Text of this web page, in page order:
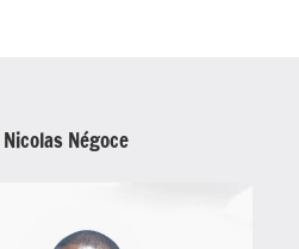
Nicolas Négoce